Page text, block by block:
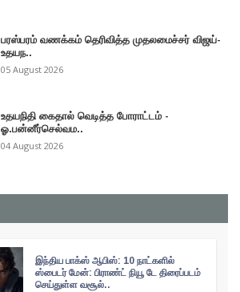
பரஸ்பரம் வணக்கம் தெரிவித்த முதலமைச்சர் விஜய்-
உதயந..
05 August 2026
உதயநிதி கைதால் வெடித்த போராட்டம் -
ஓ.பன்னீர்செல்வம..
04 August 2026
இந்திய பாக்ஸ் ஆபிஸ்: 10 நாட்களில்
ஸ்பைடர் மேன்: பிராண்ட் நியூ டே திரைப்படம்
செய்துள்ள வசூல்..